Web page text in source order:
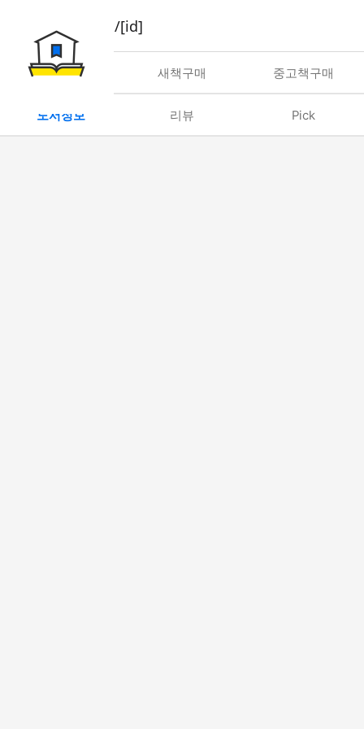
book/rent/[id]
대여 새책구매 중고책구매
도서정보 리뷰 Pick